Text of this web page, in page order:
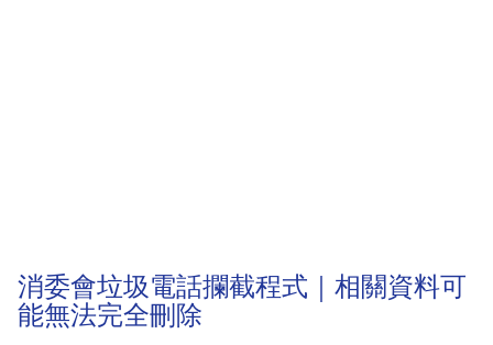
消委會垃圾電話攔截程式｜相關資料可
能無法完全刪除